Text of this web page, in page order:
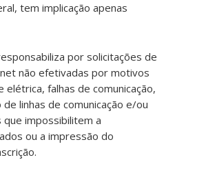
tem implicação apenas
por solicitações de
não efetivadas por motivos
elétrica, falhas de comunicação,
linhas de comunicação e/ou
impossibilitem a
ou a impressão do